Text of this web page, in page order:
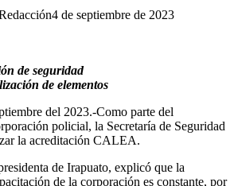
4 de septiembre de 2023
de seguridad
de elementos
del 2023.-Como parte del
policial, la Secretaría de Seguridad
la acreditación CALEA.
de Irapuato, explicó que la
de la corporación es constante, por